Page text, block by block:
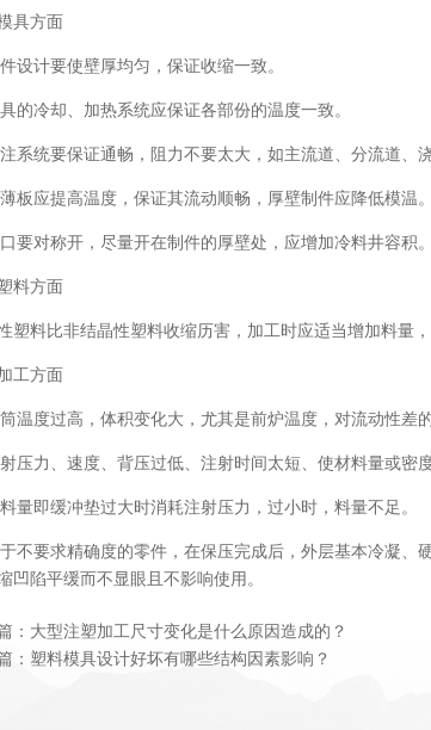
具方面
设计要使壁厚均匀，保证收缩一致。
的冷却、加热系统应保证各部份的温度一致。
系统要保证通畅，阻力不要太大，如主流道、分流道、
板应提高温度，保证其流动顺畅，厚壁制件应降低模温。
要对称开，尽量开在制件的厚壁处，应增加冷料井容积。
料方面
塑料比非结晶性塑料收缩历害，加工时应适当增加料量
工方面
温度过高，体积变化大，尤其是前炉温度，对流动性差
压力、速度、背压过低、注射时间太短、使材料量或密
量即缓冲垫过大时消耗注射压力，过小时，料量不足。
不要求精确度的零件，在保压完成后，外层基本冷凝
凹陷平缓而不显眼且不影响使用。
： 大型注塑加工尺寸变化是什么原因造成的？
： 塑料模具设计好坏有哪些结构因素影响？